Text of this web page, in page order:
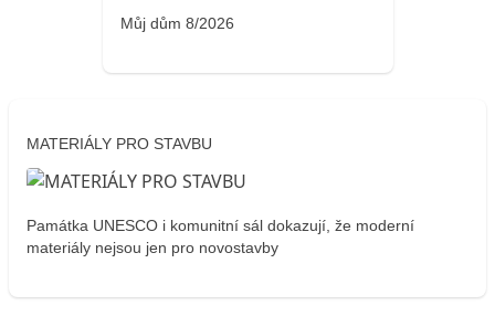
Můj dům 8/2026
MATERIÁLY PRO STAVBU
Památka UNESCO i komunitní sál dokazují, že moderní
materiály nejsou jen pro novostavby